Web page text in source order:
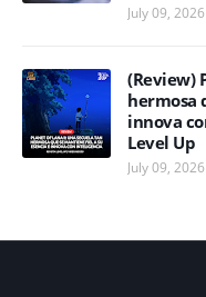
July 09, 2026
(Review)
hermosa
innova
Level Up
July 09, 2026